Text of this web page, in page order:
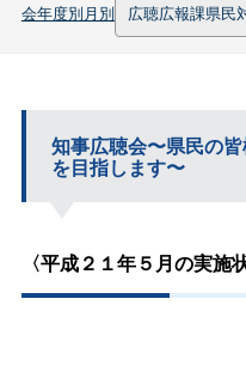
会年度別月別
広聴広報課県民
知事広聴会〜県民の
を目指します〜
〈平成２１年５月の実施